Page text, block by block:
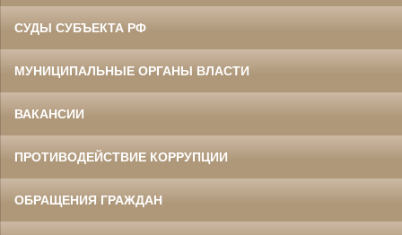
СУДЫ СУБЪЕКТА РФ
МУНИЦИПАЛЬНЫЕ ОРГАНЫ ВЛАСТИ
ВАКАНСИИ
ПРОТИВОДЕЙСТВИЕ КОРРУПЦИИ
ОБРАЩЕНИЯ ГРАЖДАН